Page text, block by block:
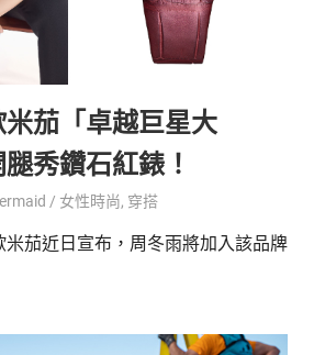
茄「卓越巨星大
秀鑽石紅錶！
女性時尚, 穿搭
茄近日宣布，周冬雨將加入該品牌